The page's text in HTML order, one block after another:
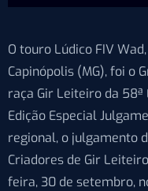
O touro Lúdico FIV
Capinópolis (MG), foi o
raça Gir Leiteiro da 58ª
Edição Especial
regional, o julgamento
Criadores de Gir
feira, 30 de setembro,